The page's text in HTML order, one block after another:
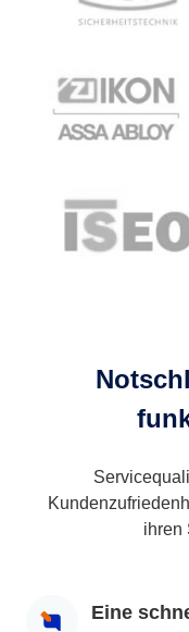
ihren
Eine